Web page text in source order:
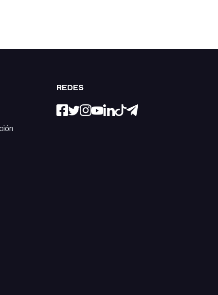
REDES